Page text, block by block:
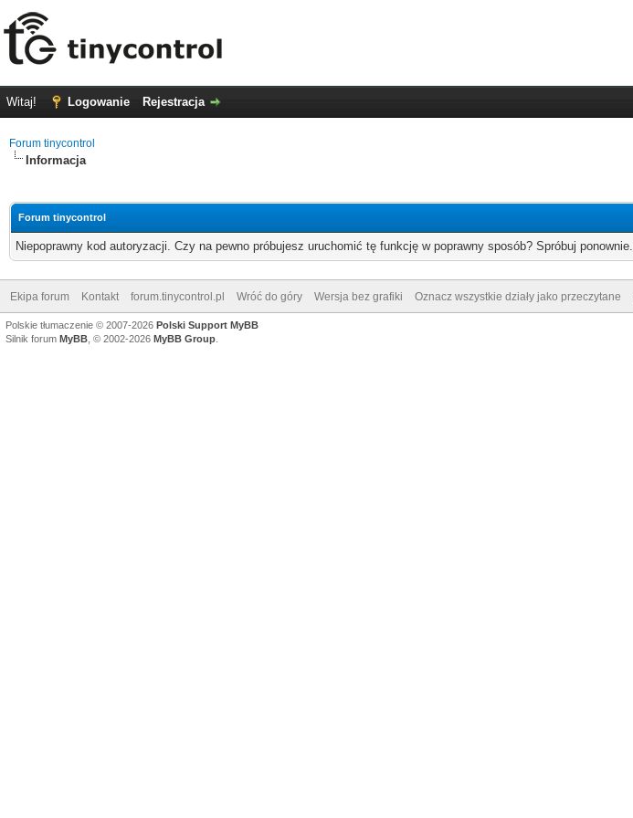
Witaj! Logowanie Rejestracja
Forum tinycontrol
Informacja
Forum tinycontrol
Niepoprawny kod autoryzacji. Czy na pewno próbujesz uruchomić tę funkcję w poprawny sposób? Spróbuj ponownie.
Ekipa forum Kontakt forum.tinycontrol.pl Wróć do góry Wersja bez grafiki Oznacz wszystkie działy jako przeczytane
Polskie tłumaczenie © 2007-2026 Polski Support MyBB
Silnik forum MyBB , © 2002-2026 MyBB Group